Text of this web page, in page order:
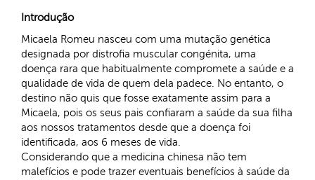
Introdução
Micaela Romeu nasceu com uma mutação genética
designada por distrofia muscular congénita, uma
doença rara que habitualmente compromete a saúde e a
qualidade de vida de quem dela padece. No entanto, o
destino não quis que fosse exatamente assim para a
Micaela, pois os seus pais confiaram a saúde da sua filha
aos nossos tratamentos desde que a doença foi
identificada, aos 6 meses de vida.
Considerando que a medicina chinesa não tem
malefícios e pode trazer eventuais benefícios à saúde da